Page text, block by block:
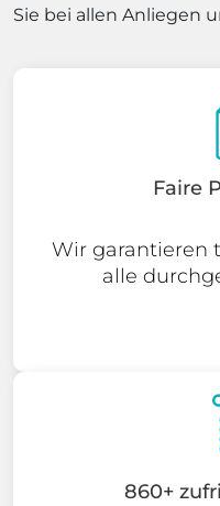
Sie bei allen Anliegen
Faire
Wir garantieren
alle
860+